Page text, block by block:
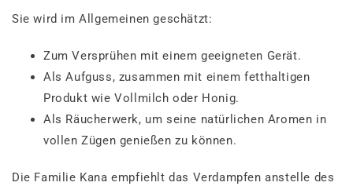
Sie wird im Allgemeinen geschätzt:
Zum Versprühen mit einem geeigneten Gerät.
Als Aufguss, zusammen mit einem fetthaltigen
Produkt wie Vollmilch oder Honig.
Als Räucherwerk, um seine natürlichen Aromen in
vollen Zügen genießen zu können.
Die Familie Kana empfiehlt das Verdampfen anstelle des